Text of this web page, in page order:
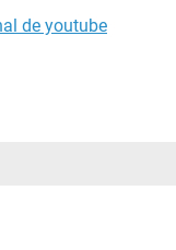
de youtube